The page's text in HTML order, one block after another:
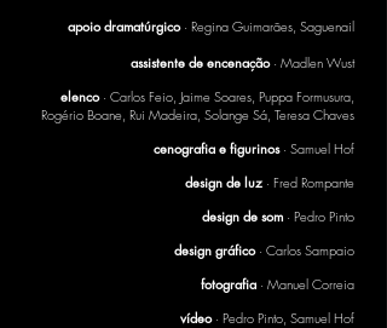
apoio dramatúrgico· Regina Guimarães, Saguenail
assistente de encenação· Madlen Wust
elenco· Carlos Feio, Jaime Soares, Puppa Formusura,
Rogério Boane, Rui Madeira, Solange Sá, Teresa Chaves
cenografia e figurinos· Samuel Hof
design de luz · Fred Rompante
design de som · Pedro Pinto
design gráfico· Carlos Sampaio
fotografia · Manuel Correia
vídeo· Pedro Pinto, Samuel Hof